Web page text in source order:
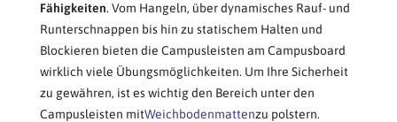
Fähigkeiten. Vom Hangeln, über dynamisches Rauf- und
Runterschnappen bis hin zu statischem Halten und
Blockieren bieten die Campusleisten am Campusboard
wirklich viele Übungsmöglichkeiten. Um Ihre Sicherheit
zu gewähren, ist es wichtig den Bereich unter den
Campusleisten mitWeichbodenmattenzu polstern.